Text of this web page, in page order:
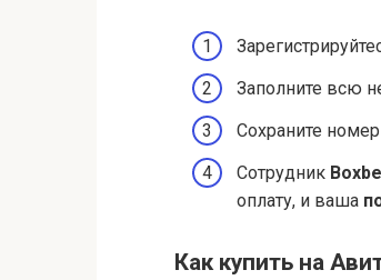
Заполните всю
Сохраните
Сотрудник
оплату, и ваша
Как купить на